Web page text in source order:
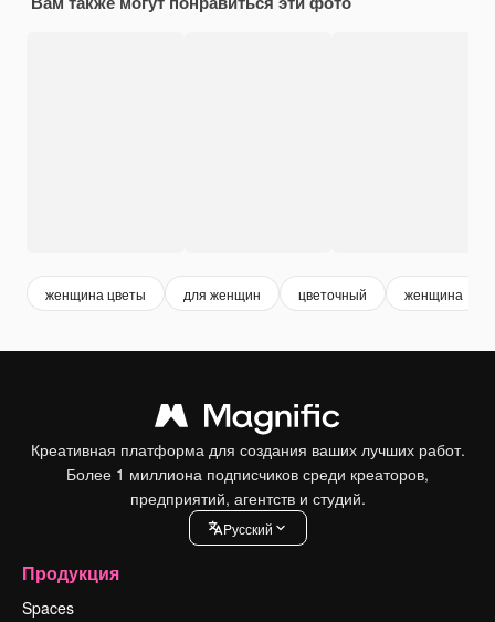
женщина цветы для женщин цветочный женщина
Креативная платформа для создания ваших лучших работ.
Более 1 миллиона подписчиков среди креаторов,
предприятий, агентств и студий.
Pусский
Продукция
Spaces